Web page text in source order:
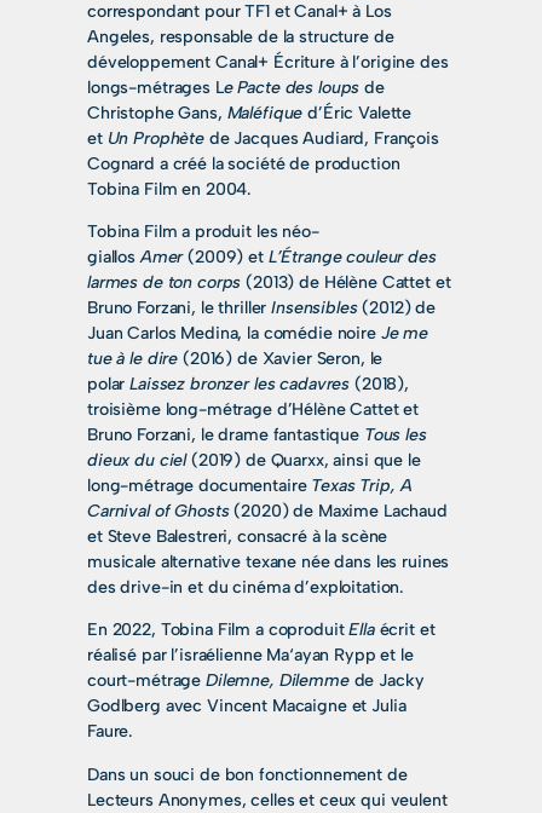
correspondant pour TF1 et Canal+ à Los
Angeles, responsable de la structure de
développement Canal+ Écriture à l’origine des
longs-métrages Le Pacte des loupsde
Christophe Gans, Maléfiqued’Éric Valette
et Un Prophète de Jacques Audiard, François
Cognard a créé la société de production
Tobina Film en 2004.
Tobina Film a produit les néo-
giallosAmer(2009) et L’Étrange couleur des
larmes de ton corps (2013) de Hélène Cattet et
Bruno Forzani, le thriller Insensibles(2012) de
Juan Carlos Medina, la comédie noire Je me
tue à le dire (2016) de Xavier Seron, le
polarLaissez bronzer les cadavres(2018),
troisième long-métrage d’Hélène Cattet et
Bruno Forzani, le drame fantastique Tous les
dieux du ciel(2019) de Quarxx, ainsi que le
long-métrage documentaire Texas Trip, A
Carnival of Ghosts(2020) de Maxime Lachaud
et Steve Balestreri, consacré à la scène
musicale alternative texane née dans les ruines
des drive-in et du cinéma d’exploitation.
En 2022, Tobina Film a coproduitElla écrit et
réalisé par l’israélienne Ma‘ayan Rypp et le
court-métrage Dilemne, Dilemmede Jacky
Godlberg avec Vincent Macaigne et Julia
Faure.
Dans un souci de bon fonctionnement de
Lecteurs Anonymes, celles et ceux qui veulent